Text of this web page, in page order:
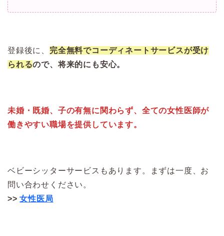
登録後に、 完全無料でコーディネートサービスが受け
られるので、将来的にも安心。
未婚・既婚、子の有無に関わらず、全ての女性医師が
働きやすい職場を提供しています。
ベビーシッターサービスもあります。まずは一度、お
問い合わせください。
>>女性医局